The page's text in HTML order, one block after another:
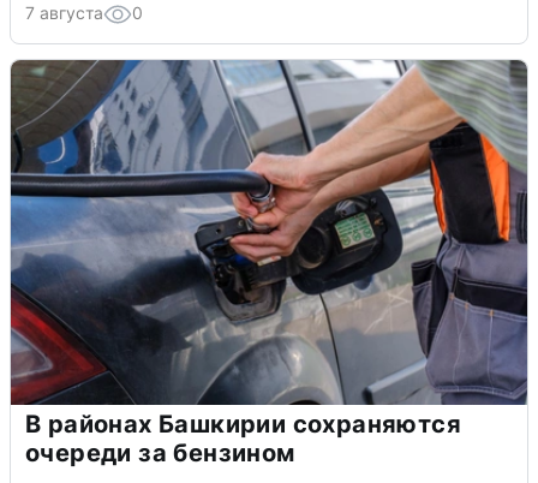
7 августа 0
В районах Башкирии сохраняются
очереди за бензином